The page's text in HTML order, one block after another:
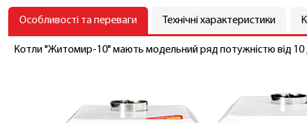
Особливості та переваги Технічні характеристики
Котли "Житомир-10" мають модельний ряд потужністю від 10